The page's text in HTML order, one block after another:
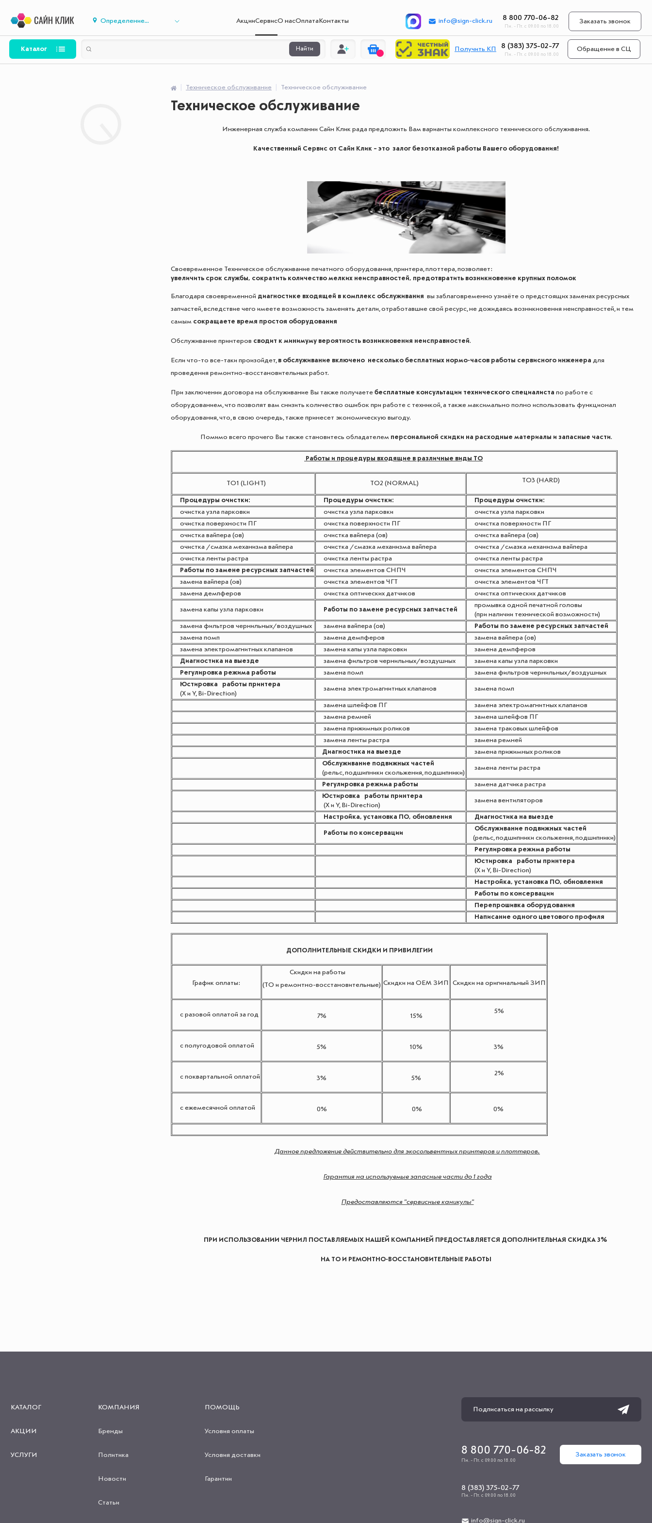
Определение... АкцииСервисО насОплата Контакты info@sign-click.ru 8 800 770-06-82
Пн. - Пт. с 09.00 по 18.00
Заказать звонок
Каталог Найти Получить КП 8 (383) 375-02-77
Пн. - Пт. с 09.00 по 18.00
Обращение в СЦ
Техническое обслуживание Техническое обслуживание
Техническое обслуживание
Инженерная служба компании Сайн Клик рада предложить Вам варианты комплексного технического обслуживания.
Качественный Сервис от Сайн Клик – это залог безотказной работы Вашего оборудования!
Своевременное Техническое обслуживание печатного оборудования, принтера, плоттера, позволяет:
увеличить срок службы, сократить количество мелких неисправностей, предотвратить возникновение крупных поломок
Благодаря своевременной диагностике входящей в комплекс обслуживания вы заблаговременно узнаёте о предстоящих заменах ресурсных
запчастей, вследствие чего имеете возможность заменять детали, отработавшие свой ресурс, не дожидаясь возникновения неисправностей, и тем
самым сокращаете время простоя оборудования
Обслуживание принтеров сводит к минимуму вероятность возникновения неисправностей.
Если что-то все-таки произойдет, в обслуживание включено несколько бесплатных нормо-часов работы сервисного инженера для
проведения ремонтно-восстановительных работ.
При заключении договора на обслуживание Вы также получаете бесплатные консультации технического специалиста по работе с
оборудованием, что позволят вам снизить количество ошибок при работе с техникой, а также максимально полно использовать функционал
оборудования, что, в свою очередь, также принесет экономическую выгоду.
Помимо всего прочего Вы также становитесь обладателем персональной скидки на расходные материалы и запасные части.
Работы и процедуры входящие в различные виды ТО
ТО1 (LIGHT) ТО2 (NORMAL) ТО3 (HARD)
Процедуры очистки: Процедуры очистки:
Процедуры очистки:
очистка узла парковки
очистка узла парковки
очистка узла парковки
очистка поверхности ПГ
очистка поверхности ПГ
очистка поверхности ПГ
очистка вайпера (ов)
очистка вайпера (ов)
очистка вайпера (ов)
очистка /смазка механизма вайпера
очистка /смазка механизма вайпера
очистка /смазка механизма вайпера
очистка ленты растра
очистка ленты растра
очистка ленты растра
Работы по замене ресурсных запчастей
очистка элементов СНПЧ
очистка элементов СНПЧ
замена вайпера (ов)
очистка элементов ЧГТ
очистка элементов ЧГТ
замена демпферов
очистка оптических датчиков очистка оптических датчиков
замена капы узла парковки Работы по замене ресурсных запчастей
промывка одной печатной головы
(при наличии технической возможности)
замена фильтров чернильных/воздушных
замена вайпера (ов)
Работы по замене ресурсных запчастей
замена помп
замена демпферов
замена вайпера (ов)
замена электромагнитных клапанов
замена капы узла парковки
замена демпферов
Диагностика на выезде
замена фильтров чернильных/воздушных
замена капы узла парковки
Регулировка режима работы
замена помп
замена фильтров чернильных/воздушных
Юстировка работы принтера
(X и Y, Bi-Direction)
замена электромагнитных клапанов замена помп
замена шлейфов ПГ
замена электромагнитных клапанов
замена ремней
замена шлейфов ПГ
замена прижимных роликов
замена траковых шлейфов
замена ленты растра
замена ремней
Диагностика на выезде
замена прижимных роликов
Обслуживание подвижных частей
(рельс, подшипники скольжения, подшипники)
замена ленты растра
Регулировка режима работы
замена датчика растра
Юстировка работы принтера
(X и Y, Bi-Direction)
замена вентиляторов
Настройка, установка ПО, обновления Диагностика на выезде
Работы по консервации
Обслуживание подвижных частей
(рельс, подшипники скольжения, подшипники)
Регулировка режима работы
Юстировка работы принтера
(X и Y, Bi-Direction)
Настройка, установка ПО, обновления
Работы по консервации
Перепрошивка оборудования
Написание одного цветового профиля
ДОПОЛНИТЕЛЬНЫЕ СКИДКИ И ПРИВИЛЕГИИ
График оплаты:
Скидки на работы
(ТО и ремонтно-восстановительные) Скидки на OEM ЗИП Скидки на оригинальный ЗИП
с разовой оплатой за год 7% 15%
5%
с полугодовой оплатой 5% 10% 3%
с поквартальной оплатой 3% 5%
2%
с ежемесячной оплатой 0% 0% 0%
Данное предложение действительно для экосольвентных принтеров и плоттеров.
Гарантия на используемые запасные части до 1 года
Предоставляются "сервисные каникулы"
ПРИ ИСПОЛЬЗОВАНИИ ЧЕРНИЛ ПОСТАВЛЯЕМЫХ НАШЕЙ КОМПАНИЕЙ ПРЕДОСТАВЛЯЕТСЯ ДОПОЛНИТЕЛЬНАЯ СКИДКА 3%
НА ТО И РЕМОНТНО-ВОССТАНОВИТЕЛЬНЫЕ РАБОТЫ
КАТАЛОГ
АКЦИИ
УСЛУГИ
КОМПАНИЯ
Бренды
Политика
Новости
Статьи
ПОМОЩЬ
Условия оплаты
Условия доставки
Гарантии
8 800 770-06-82
Пн. - Пт. с 09.00 по 18.00
Заказать звонок
8 (383) 375-02-77
Пн. - Пт. с 09.00 по 18.00
info@sign-click.ru